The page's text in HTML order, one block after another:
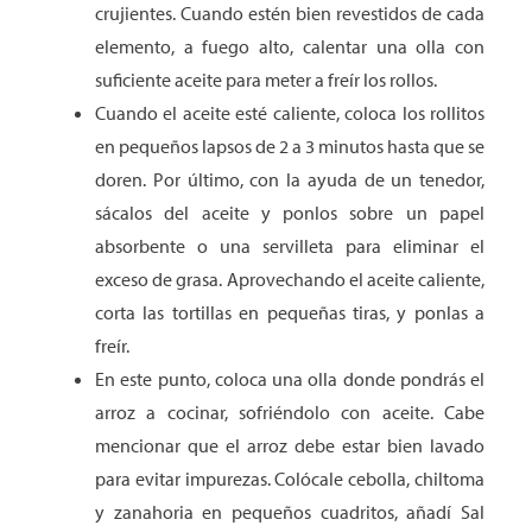
crujientes. Cuando estén bien revestidos de cada
elemento, a fuego alto, calentar una olla con
suficiente aceite para meter a freír los rollos.
Cuando el aceite esté caliente, coloca los rollitos
en pequeños lapsos de 2 a 3 minutos hasta que se
doren. Por último, con la ayuda de un tenedor,
sácalos del aceite y ponlos sobre un papel
absorbente o una servilleta para eliminar el
exceso de grasa. Aprovechando el aceite caliente,
corta las tortillas en pequeñas tiras, y ponlas a
freír.
En este punto, coloca una olla donde pondrás el
arroz a cocinar, sofriéndolo con aceite. Cabe
mencionar que el arroz debe estar bien lavado
para evitar impurezas. Colócale cebolla, chiltoma
y zanahoria en pequeños cuadritos, añadí Sal